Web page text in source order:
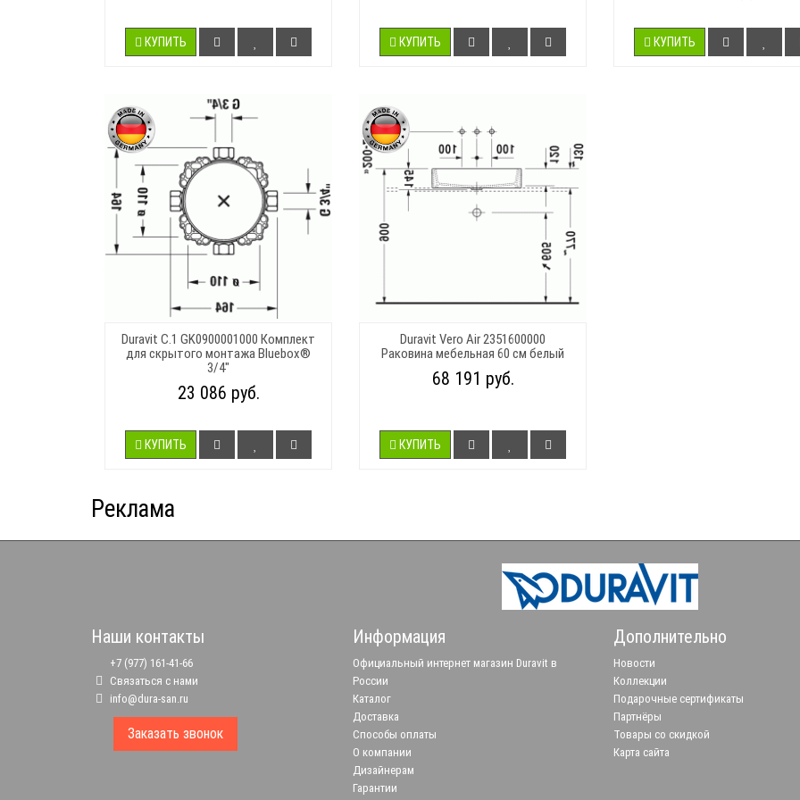
КУПИТЬ КУПИТЬ КУПИТЬ
Duravit C.1 GK0900001000 Комплект
для скрытого монтажа Bluebox®
3/4"
23 086 руб.
КУПИТЬ
Duravit Vero Air 2351600000
Раковина мебельная 60 см белый
68 191 руб.
КУПИТЬ
Реклама
Наши контакты
+7 (977) 161-41-66
Связаться с нами
info@dura-san.ru
Заказать звонок
Информация
Официальный интернет магазин Duravit в
России
Каталог
Доставка
Способы оплаты
О компании
Дизайнерам
Гарантии
Дополнительно
Новости
Коллекции
Подарочные сертификаты
Партнёры
Товары со скидкой
Карта сайта